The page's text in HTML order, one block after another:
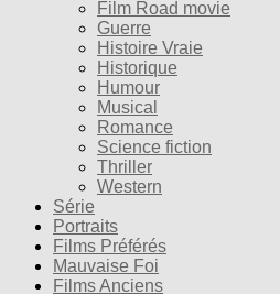
Film Road movie
Guerre
Histoire Vraie
Historique
Humour
Musical
Romance
Science fiction
Thriller
Western
Série
Portraits
Films Préférés
Mauvaise Foi
Films Anciens